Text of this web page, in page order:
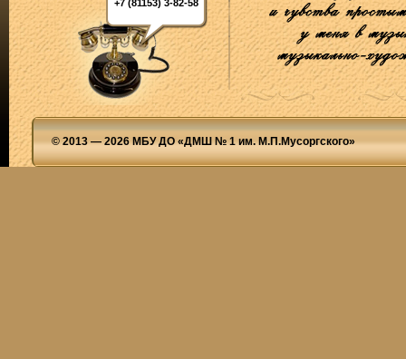
+7 (81153) 3-82-58
© 2013 — 2026 МБУ ДО «ДМШ № 1 им. М.П.Мусоргского»